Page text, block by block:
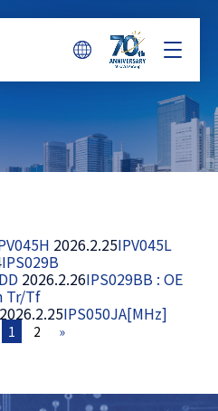
2026.2.25IPV045L
IPS029B
2026.2.26IPS029BB : OE
Tr/Tf
2026.2.25IPS050JA[MHz]
1 2 »